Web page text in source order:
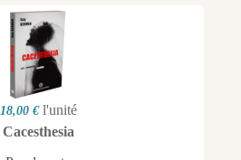
18,00 € l'unité
Cacesthesia